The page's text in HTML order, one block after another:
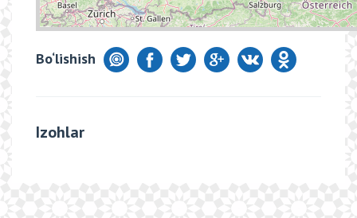
Bo‘lishish
Izohlar